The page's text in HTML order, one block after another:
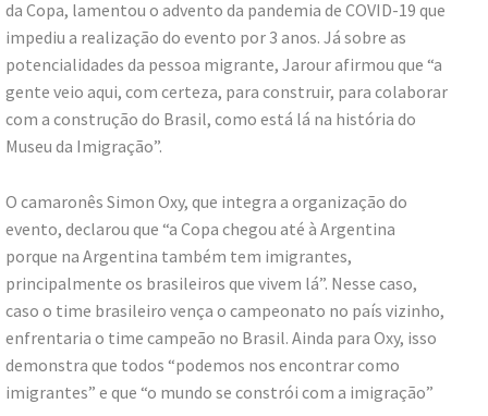
da Copa, lamentou o advento da pandemia de COVID-19 que
impediu a realização do evento por 3 anos. Já sobre as
potencialidades da pessoa migrante, Jarour afirmou que “a
gente veio aqui, com certeza, para construir, para colaborar
com a construção do Brasil, como está lá na história do
Museu da Imigração”.
O camaronês Simon Oxy, que integra a organização do
evento, declarou que “a Copa chegou até à Argentina
porque na Argentina também tem imigrantes,
principalmente os brasileiros que vivem lá”. Nesse caso,
caso o time brasileiro vença o campeonato no país vizinho,
enfrentaria o time campeão no Brasil. Ainda para Oxy, isso
demonstra que todos “podemos nos encontrar como
imigrantes” e que “o mundo se constrói com a imigração”